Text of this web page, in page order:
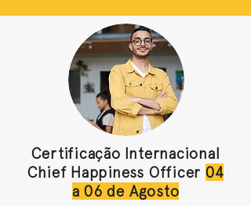
Certificação Internacional
Chief Happiness Officer 04
a 06 de Agosto